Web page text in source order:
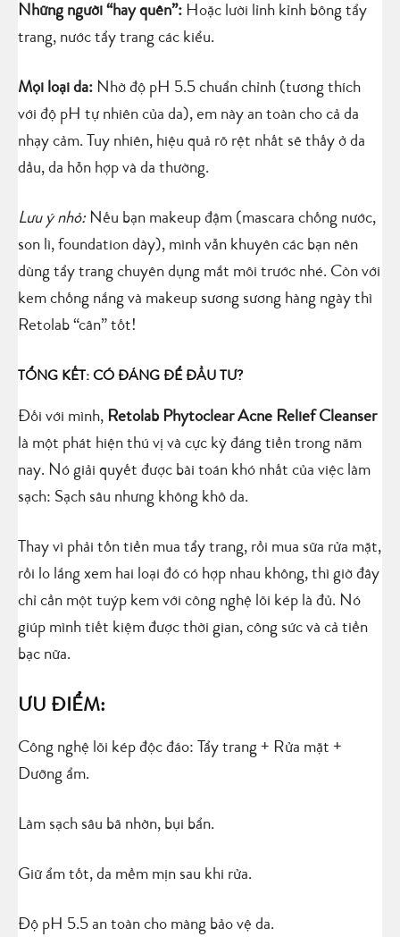
Những người “hay quên”: Hoặc lười lỉnh kỉnh bông tẩy
trang, nước tẩy trang các kiểu.
Mọi loại da: Nhờ độ pH 5.5 chuẩn chỉnh (tương thích
với độ pH tự nhiên của da), em này an toàn cho cả da
nhạy cảm. Tuy nhiên, hiệu quả rõ rệt nhất sẽ thấy ở da
dầu, da hỗn hợp và da thường.
Lưu ý nhỏ: Nếu bạn makeup đậm (mascara chống nước,
son lì, foundation dày), mình vẫn khuyên các bạn nên
dùng tẩy trang chuyên dụng mắt môi trước nhé. Còn với
kem chống nắng và makeup sương sương hàng ngày thì
Retolab “cân” tốt!
TỔNG KẾT: CÓ ĐÁNG ĐỂ ĐẦU TƯ?
Đối với mình, Retolab Phytoclear Acne Relief Cleanser
là một phát hiện thú vị và cực kỳ đáng tiền trong năm
nay. Nó giải quyết được bài toán khó nhất của việc làm
sạch: Sạch sâu nhưng không khô da.
Thay vì phải tốn tiền mua tẩy trang, rồi mua sữa rửa mặt,
rồi lo lắng xem hai loại đó có hợp nhau không, thì giờ đây
chỉ cần một tuýp kem với công nghệ lõi kép là đủ. Nó
giúp mình tiết kiệm được thời gian, công sức và cả tiền
bạc nữa.
ƯU ĐIỂM:
Công nghệ lõi kép độc đáo: Tẩy trang + Rửa mặt +
Dưỡng ẩm.
Làm sạch sâu bã nhờn, bụi bẩn.
Giữ ẩm tốt, da mềm mịn sau khi rửa.
Độ pH 5.5 an toàn cho màng bảo vệ da.